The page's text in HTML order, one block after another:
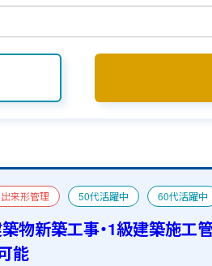
出来形管理 50代活躍中 60代活躍中
り 物新築工事・1級建築施工
能